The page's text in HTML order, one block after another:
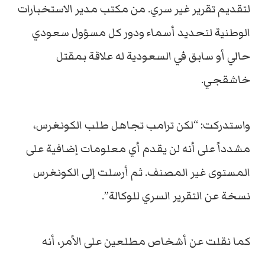
لتقديم تقرير غير سري. من مكتب مدير الاستخبارات
الوطنية لتحديد أسماء ودور كل مسؤول سعودي
حالي أو سابق في السعودية له علاقة بمقتل
خاشقجي.
واستدركت: “لكن ترامب تجاهل طلب الكونغرس،
مشدداً على أنه لن يقدم أي معلومات إضافية على
المستوى غير المصنف. ثم أرسلت إلى الكونغرس
نسخة عن التقرير السري للوكالة”.
كما نقلت عن أشخاص مطلعين على الأمر، أنه